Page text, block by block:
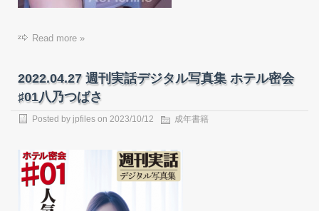
Read more »
2022.04.27 週刊実話デジタル写真集 ホテル密会
♯01八乃つばさ
Posted by jpfiles on 2023/10/12 成年書籍